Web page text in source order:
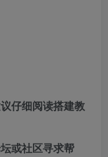
仔细阅读搭建教
或社区寻求帮